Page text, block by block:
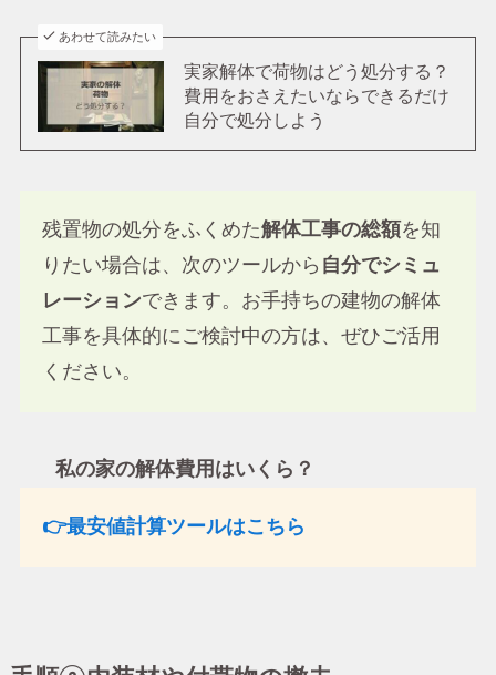
あわせて読みたい
実家解体で荷物はどう処分する？
費用をおさえたいならできるだけ
自分で処分しよう
残置物の処分をふくめた解体工事の総額を知
りたい場合は、次のツールから 自分でシミュ
レーションできます。お手持ちの建物の解体
工事を具体的にご検討中の方は、ぜひご活用
ください。
私の家の解体費用はいくら？
👉最安値計算ツールはこちら